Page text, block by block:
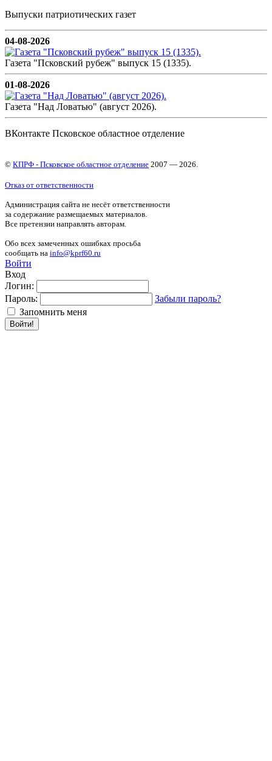
Выпуски патриотических газет
04-08-2026
Газета "Псковский рубеж" выпуск 15 (1335).
01-08-2026
Газета "Над Ловатью" (август 2026).
ВКонтакте Псковское областное отделение
© КПРФ - Псковское областное отделение 2007 — 2026.
Отказ от ответственности
Администрация сайта не несёт ответственности
за содержание размещаемых материалов.
Все претензии направлять авторам.
Обо всех замеченных ошибках просьба
сообщать на info@kprf60.ru
Войти
Вход
Логин:
Пароль:
Забыли пароль?
Запомнить меня